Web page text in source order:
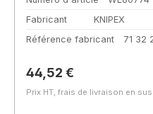
Fabricant
KNIPEX
Référence fabricant
71 32
Prix régulier :
44,52 €
Prix HT, frais de livraison en sus